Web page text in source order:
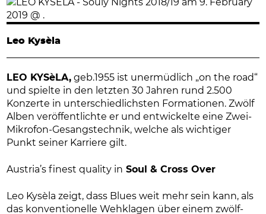
Leo Kysèla
LEO KYSèLA, geb.1955 ist unermüdlich „on the road“
und spielte in den letzten 30 Jahren rund 2.500
Konzerte in unterschiedlichsten Formationen. Zwölf
Alben veröffentlichte er und entwickelte eine Zwei-
Mikrofon-Gesangstechnik, welche als wichtiger
Punkt seiner Karriere gilt.
Austria’s finest quality in Soul & Cross Over
Leo Kysèla zeigt, dass Blues weit mehr sein kann, als
das konventionelle Wehklagen über einem zwölf-